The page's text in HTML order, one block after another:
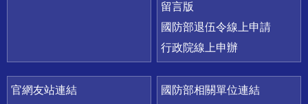
留言版
國防部退伍令線上申請
行政院線上申辦
官網友站連結
國防部相關單位連結